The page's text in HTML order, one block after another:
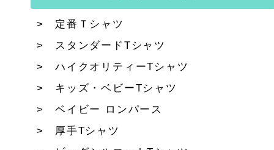
定番Ｔシャツ
スタンダードTシャツ
ハイクオリティーTシャツ
キッズ・ベビーTシャツ
ベイビー ロンパース
厚手Tシャツ